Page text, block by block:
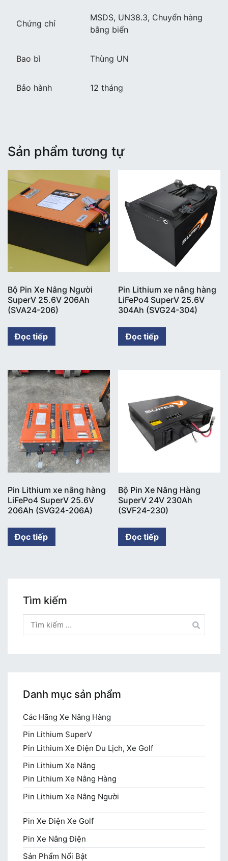
Chứng chỉ
MSDS, UN38.3, Chuyển hàng
bằng biển
Bao bì Thùng UN
Bảo hành 12 tháng
Sản phẩm tương tự
Bộ Pin Xe Nâng Người
SuperV 25.6V 206Ah
(SVA24-206)
Đọc tiếp
Pin Lithium xe nâng hàng
LiFePo4 SuperV 25.6V
304Ah (SVG24-304)
Đọc tiếp
Pin Lithium xe nâng hàng
LiFePo4 SuperV 25.6V
206Ah (SVG24-206A)
Đọc tiếp
Bộ Pin Xe Nâng Hàng
SuperV 24V 230Ah
(SVF24-230)
Đọc tiếp
Tìm kiếm
kiếm
cho:
Danh mục sản phẩm
Các Hãng Xe Nâng Hàng
Pin Lithium SuperV
Pin Lithium Xe Điện Du Lịch, Xe Golf
Pin Lithium Xe Nâng
Pin Lithium Xe Nâng Hàng
Pin Lithium Xe Nâng Người
Pin Xe Điện Xe Golf
Pin Xe Nâng Điện
Sản Phẩm Nổi Bật